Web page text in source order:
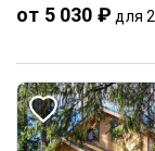
от 5 030 ₽ для